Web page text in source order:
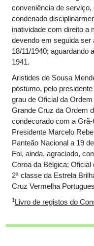
conveniência de serviço,
condenado
inatividade com direito a
devendo em seguida ser
18/11/1940; aguardando
1941.
Aristides de Sousa
póstumo, pelo
grau de Oficial da
Grande Cruz da Ordem
condecorado com a
Presidente Marcelo
Panteão Nacional a 19
Foi, ainda, agraciado,
Coroa da Bélgica; Oficial
2ª classe da Estrela
Cruz Vermelha
1 Livro de registos do